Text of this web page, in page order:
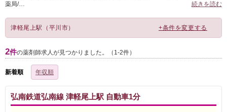
薬局/… 続きを読む
津軽尾上駅（平川市） +条件を変更する
2件の薬剤師求人が見つかりました。（1-2件）
新着順 年収順
弘南鉄道弘南線 津軽尾上駅 自動車1分